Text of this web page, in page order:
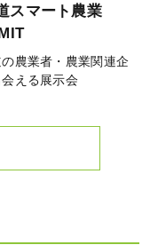
スマート農業
農業者・農業関連企
える展示会